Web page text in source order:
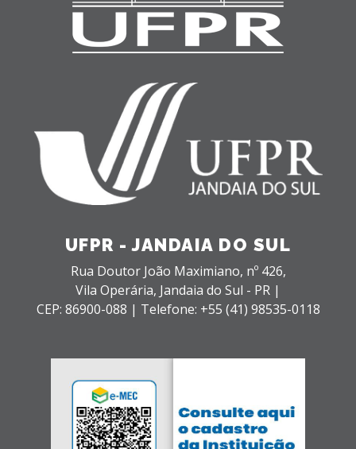
UFPR - JANDAIA DO SUL
Rua Doutor João Maximiano, nº 426,
Vila Operária, Jandaia do Sul - PR |
CEP: 86900-088 | Telefone: +55 (41) 98535-0118